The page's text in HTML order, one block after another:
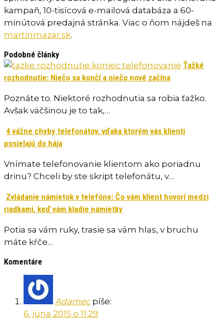
kampaň, 10-tisícová e-mailová databáza a 60-
minútová predajná stránka. Viac o ňom nájdeš na
martinmazar.sk.
Podobné články
Ťažké
rozhodnutie: Niečo sa končí a niečo nové začína
Poznáte to. Niektoré rozhodnutia sa robia ťažko.
Avšak väčšinou je to tak,…
4 vážne chyby telefonátov, vďaka ktorým vás klienti
posielajú do hája
Vnímate telefonovanie klientom ako poriadnu
drinu? Chceli by ste skript telefonátu, v…
Zvládanie námietok v telefóne: Čo vám klient hovorí medzi
riadkami, keď vám kladie námietky
Potia sa vám ruky, trasie sa vám hlas, v bruchu
máte kŕče…
Komentáre
Adamec píše:
6. júna 2015 o 11:29